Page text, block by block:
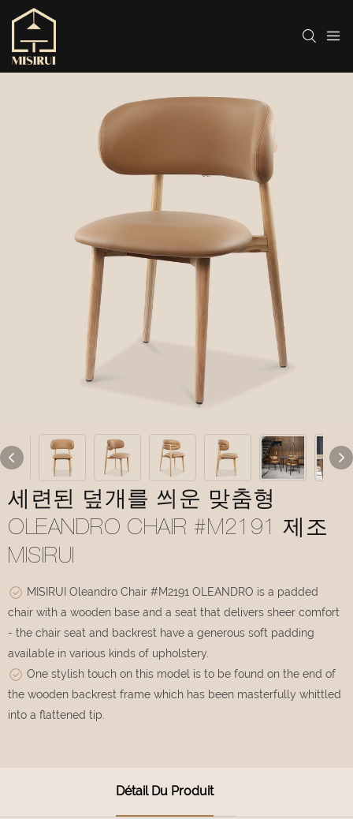
세련된 덮개를 씌운 맞춤형
OLEANDRO CHAIR #M2191 제조
MISIRUI
MISIRUI Oleandro Chair #M2191 OLEANDRO is a padded
chair with a wooden base and a seat that delivers sheer comfort
- the chair seat and backrest have a generous soft padding
available in various kinds of upholstery.
One stylish touch on this model is to be found on the end of
the wooden backrest frame which has been masterfully whittled
into a flattened tip.
Détail Du Produit